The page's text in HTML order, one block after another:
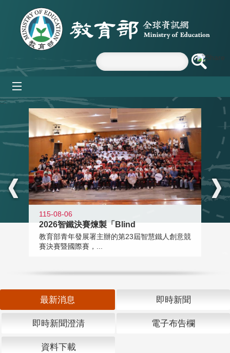
跳到主要內容區塊
:::
115-08-06
2026智鐵決賽煉製「Blind
教育部青年發展署主辦的第23屆智慧鐵人創意競
賽決賽暨國際賽，...
最新消息 即時新聞
即時新聞澄清 電子布告欄
資料下載